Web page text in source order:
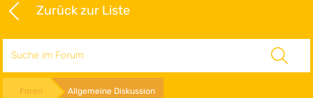
Zurück zur Liste
Foren Allgemeine Diskussion